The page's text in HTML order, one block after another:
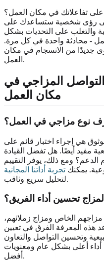
تفاعلاتك في مكان العمل؟
على رؤى شخصية ستساعدك على
والتغلب على التحديات بشكل
- محادثة واحدة في كل مرة.
جديدًا من الانسجام في مكان
العمل.
التواصل المزاجي في
مكان العمل
نوع مزاجي في العمل؟
هي إجراء اختبار قائم على
مفيد أيضًا. هل تفضل القيادة
الدعم؟ ومع ذلك، يوفر التقييم
يمكنك تجربة أداتنا المجانية
لتحليل سريع وثاقب.
تحسين أداء الفريق؟
مزاجهم الخاص ومزاج زملائهم،
هذه المعرفة الفرق في تعيين
وتحسين التواصل والتعاون
أداء أعلى بشكل عام ومعنويات
أفضل.